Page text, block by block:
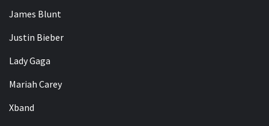
James Blunt
Justin Bieber
Lady Gaga
Mariah Carey
Xband